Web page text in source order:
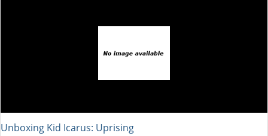
Unboxing Kid Icarus: Uprising